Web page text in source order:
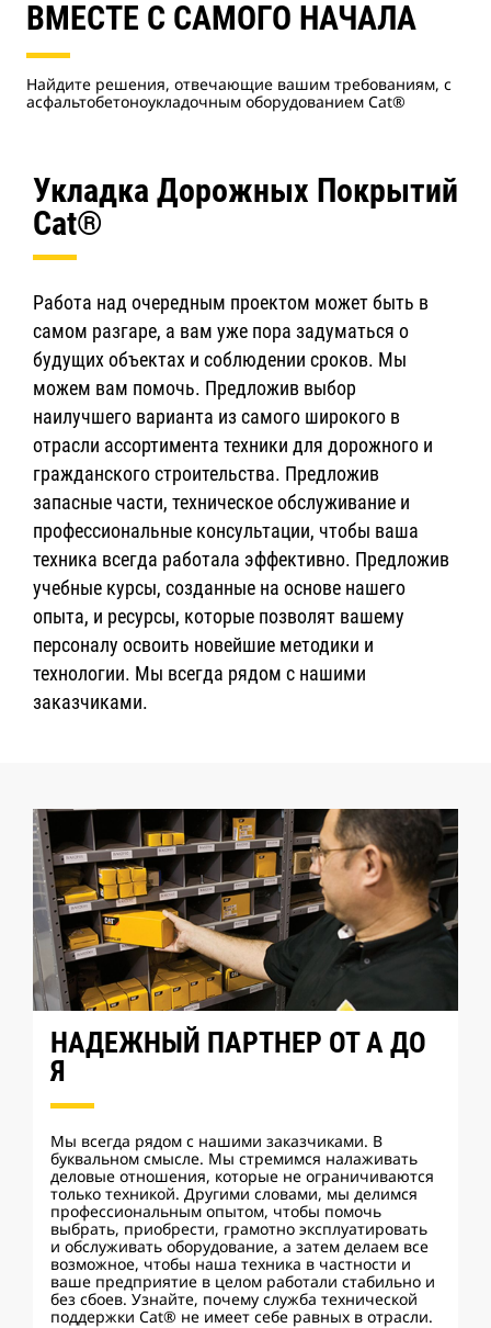
ВМЕСТЕ С САМОГО НАЧАЛА
Найдите решения, отвечающие вашим требованиям, с
асфальтобетоноукладочным оборудованием Cat®
Укладка Дорожных Покрытий
Cat®
Работа над очередным проектом может быть в
самом разгаре, а вам уже пора задуматься о
будущих объектах и соблюдении сроков. Мы
можем вам помочь. Предложив выбор
наилучшего варианта из самого широкого в
отрасли ассортимента техники для дорожного и
гражданского строительства. Предложив
запасные части, техническое обслуживание и
профессиональные консультации, чтобы ваша
техника всегда работала эффективно. Предложив
учебные курсы, созданные на основе нашего
опыта, и ресурсы, которые позволят вашему
персоналу освоить новейшие методики и
технологии. Мы всегда рядом с нашими
заказчиками.
НАДЕЖНЫЙ ПАРТНЕР ОТ А ДО
Я
Мы всегда рядом с нашими заказчиками. В
буквальном смысле. Мы стремимся налаживать
деловые отношения, которые не ограничиваются
только техникой. Другими словами, мы делимся
профессиональным опытом, чтобы помочь
выбрать, приобрести, грамотно эксплуатировать
и обслуживать оборудование, а затем делаем все
возможное, чтобы наша техника в частности и
ваше предприятие в целом работали стабильно и
без сбоев. Узнайте, почему служба технической
поддержки Cat® не имеет себе равных в отрасли.